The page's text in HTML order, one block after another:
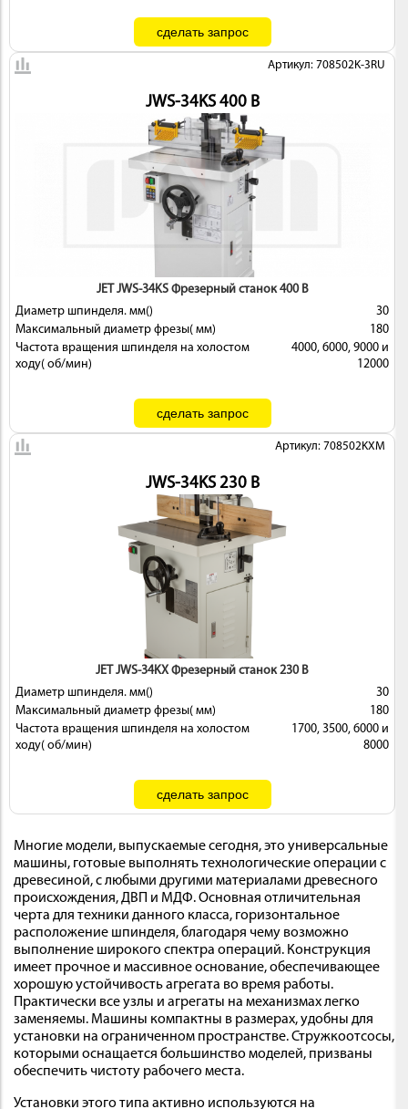
Артикул: 708502K-3RU
JWS-34KS 400 В
JET JWS-34KS Фрезерный станок 400 В
Диаметр шпинделя. мм()
30
Максимальный диаметр фрезы( мм)
180
Частота вращения шпинделя на холостом
ходу( об/мин)
4000, 6000, 9000 и
12000
Артикул: 708502KXM
JWS-34KS 230 В
JET JWS-34KX Фрезерный станок 230 В
Диаметр шпинделя. мм()
30
Максимальный диаметр фрезы( мм)
180
Частота вращения шпинделя на холостом
ходу( об/мин)
1700, 3500, 6000 и
8000
Многие модели, выпускаемые сегодня, это универсальные
машины, готовые выполнять технологические операции с
древесиной, с любыми другими материалами древесного
происхождения, ДВП и МДФ. Основная отличительная
черта для техники данного класса, горизонтальное
расположение шпинделя, благодаря чему возможно
выполнение широкого спектра операций. Конструкция
имеет прочное и массивное основание, обеспечивающее
хорошую устойчивость агрегата во время работы.
Практически все узлы и агрегаты на механизмах легко
заменяемы. Машины компактны в размерах, удобны для
установки на ограниченном пространстве. Стружкоотсосы,
которыми оснащается большинство моделей, призваны
обеспечить чистоту рабочего места.
Установки этого типа активно используются на